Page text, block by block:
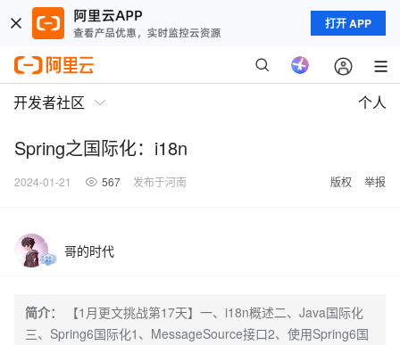
打开 APP
开发者社区 个人
Spring之国际化：i18n
2024-01-21 567 发布于河南 版权 举报
哥的时代
简介：
【1月更文挑战第17天】一、i18n概述二、Java国际化
三、Spring6国际化1、MessageSource接口2、使用Spring6国